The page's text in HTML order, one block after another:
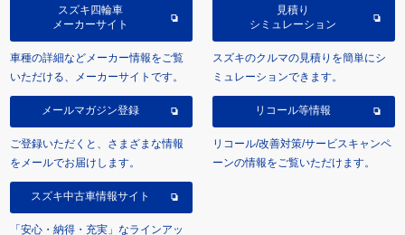
スズキ四輪車
メーカーサイト
車種の詳細などメーカー情報をご覧
いただける、メーカーサイトです。
見積り
シミュレーション
スズキのクルマの見積りを簡単にシ
ミュレーションできます。
メールマガジン登録
ご登録いただくと、さまざまな情報
をメールでお届けします。
リコール等情報
リコール/改善対策/サービスキャンペ
ーンの情報をご覧いただけます。
スズキ中古車情報サイト
「安心・納得・充実」なラインアッ